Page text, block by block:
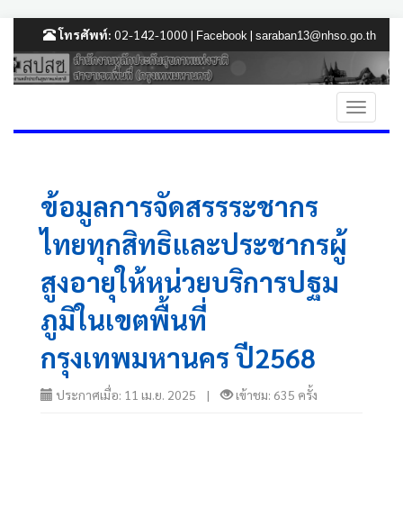
โทรศัพท์: 02-142-1000 | Facebook | saraban13@nhso.go.th
ข้อมูลการจัดสรรระชากร
ไทยทุกสิทธิและประชากรผู้
สูงอายุให้หน่วยบริการปฐม
ภูมิในเขตพื้นที่
กรุงเทพมหานคร ปี2568
ประกาศเมื่อ: 11 เม.ย. 2025 | เข้าชม: 635 ครั้ง